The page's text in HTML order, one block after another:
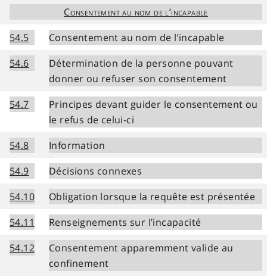
Consentement au nom de l’incapable
54.5
Consentement au nom de l’incapable
54.6
Détermination de la personne pouvant
donner ou refuser son consentement
54.7
Principes devant guider le consentement ou
le refus de celui-ci
54.8
Information
54.9
Décisions connexes
54.10
Obligation lorsque la requête est présentée
54.11
Renseignements sur l’incapacité
54.12
Consentement apparemment valide au
confinement